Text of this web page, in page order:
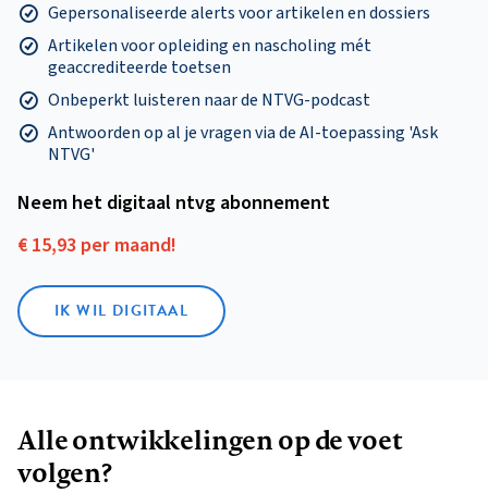
Gepersonaliseerde alerts voor artikelen en dossiers
Artikelen voor opleiding en nascholing mét
geaccrediteerde toetsen
Onbeperkt luisteren naar de NTVG-podcast
Antwoorden op al je vragen via de AI-toepassing 'Ask
NTVG'
Neem het digitaal ntvg abonnement
€ 15,93 per maand!
IK WIL DIGITAAL
Alle ontwikkelingen op de voet
volgen?